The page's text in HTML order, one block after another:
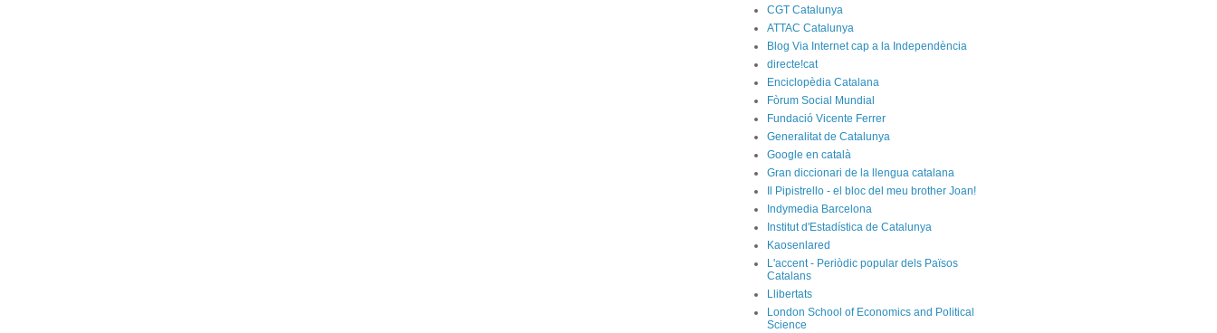
CGT Catalunya
ATTAC Catalunya
Blog Via Internet cap a la Independència
directe!cat
Enciclopèdia Catalana
Fòrum Social Mundial
Fundació Vicente Ferrer
Generalitat de Catalunya
Google en català
Gran diccionari de la llengua catalana
Il Pipistrello - el bloc del meu brother Joan!
Indymedia Barcelona
Institut d'Estadística de Catalunya
Kaosenlared
L'accent - Periòdic popular dels Països
Catalans
Llibertats
London School of Economics and Political
Science